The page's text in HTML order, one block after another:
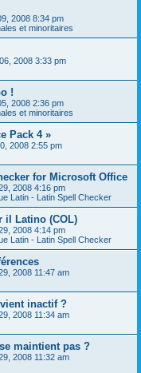
2008 8:34 pm
et minoritaires
2008 3:33 pm
!
2008 2:36 pm
et minoritaires
Pack 4 »
2008 2:55 pm
for Microsoft Office
2008 4:16 pm
Latin - Latin Spell Checker
il Latino (COL)
2008 4:14 pm
Latin - Latin Spell Checker
2008 11:47 am
inactif ?
2008 11:34 am
maintient pas ?
2008 11:32 am